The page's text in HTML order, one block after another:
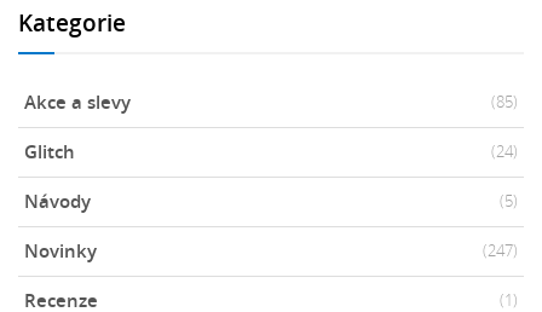
Kategorie
Akce a slevy (85)
Glitch (24)
Návody (5)
Novinky (247)
Recenze (1)